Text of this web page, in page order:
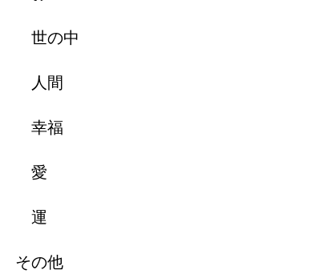
世の中
人間
幸福
愛
運
その他